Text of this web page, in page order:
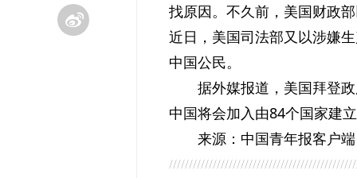
找原因。不久前，美国财政
近日，美国司法部又以涉嫌
中国公民。
据外媒报道，美国拜登
中国将会加入由84个国家建
来源：中国青年报客户端